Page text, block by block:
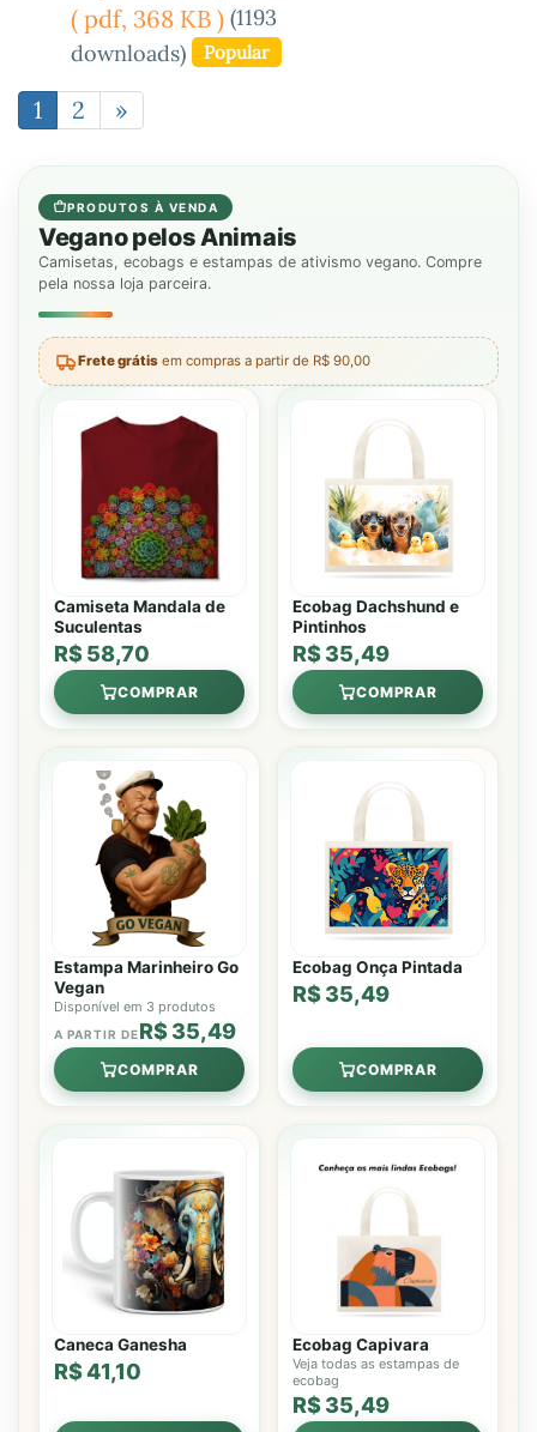
item
( pdf, 368 KB ) (1193
downloads)
Popular
1 2 »
PRODUTOS À VENDA
Vegano pelos Animais
Camisetas, ecobags e estampas de ativismo vegano. Compre
pela nossa loja parceira.
Frete grátis em compras a partir de R$ 90,00
Camiseta Mandala de
Suculentas
R$ 58,70
COMPRAR
Ecobag Dachshund e
Pintinhos
R$ 35,49
COMPRAR
Estampa Marinheiro Go
Vegan
Disponível em 3 produtos
A PARTIR DER$ 35,49
COMPRAR
Ecobag Onça Pintada
R$ 35,49
COMPRAR
Caneca Ganesha
R$ 41,10
Ecobag Capivara
Veja todas as estampas de
ecobag
R$ 35,49